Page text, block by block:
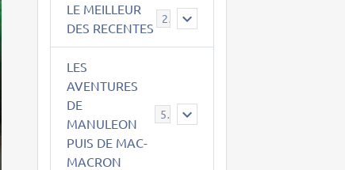
LE MEILLEUR
DES RECENTES
2
LES
AVENTURES
DE
MANULEON
PUIS DE MAC-
MACRON
543